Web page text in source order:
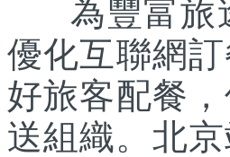
為豐富旅
優化互聯網
好旅客配餐
送組織。北